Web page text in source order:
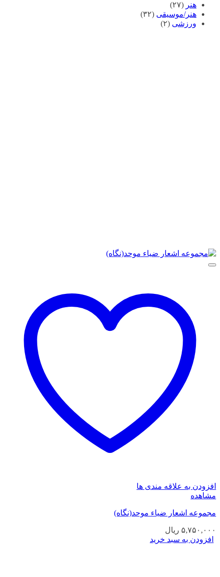
هنر (۲۷)
هنر/موسیقی (۳۲)
ورزشی (۲)
افزودن به علاقه مندی ها
مشاهده
مجموعه اشعار ضیاء موحد(نگاه)
۵,۷۵۰,۰۰۰ ریال
افزودن به سبد خرید